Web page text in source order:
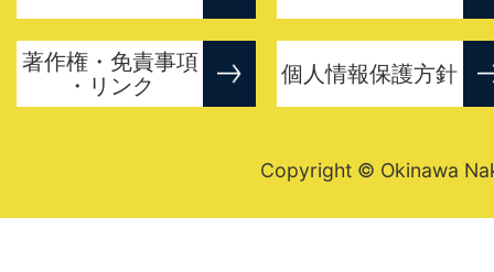
著作権・免責事項
・リンク
個人情報保護方針
Copyright © Okinawa